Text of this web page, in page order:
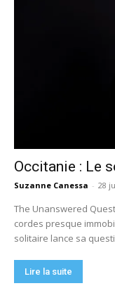
Occitanie : Le
Suzanne Canessa - 28
The Unanswered
cordes presque
solitaire lance sa
Lire la suite